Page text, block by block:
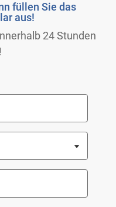
füllen Sie das
aus!
24 Stunden